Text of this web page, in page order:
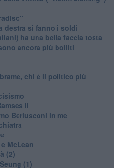
destra si fanno i soldi
ha una bella faccia tosta
ancora più bolliti
chi è il politico più
II
Berlusconi in me
McLean
(2)
(1)